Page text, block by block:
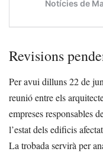
Revisions
Per avui dilluns 22 de
reunió entre els
empreses responsables
l’estat dels edificis
La trobada servirà per